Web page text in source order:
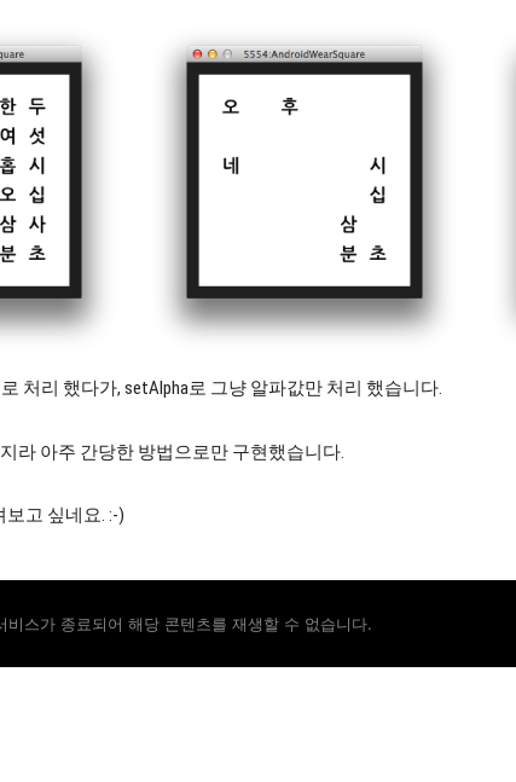
로 처리 했다가, setAlpha로 그냥 알파값만 처리 했습니다.
라 아주 간당한 방법으로만 구현했습니다.
고 싶네요. :-)
비스가 종료되어 해당 콘텐츠를 재생할 수 없습니다.